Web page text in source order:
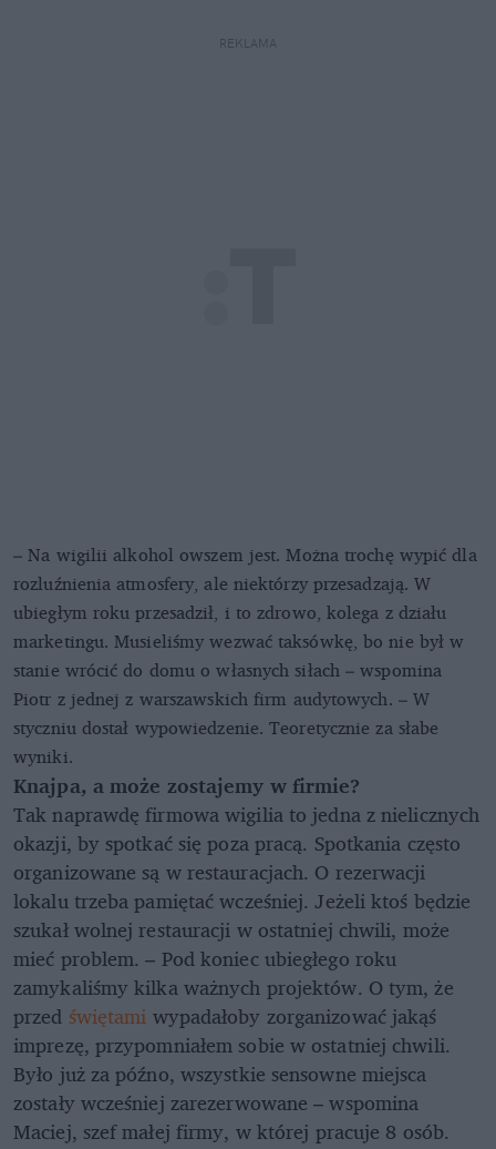
REKLAMA
– Na wigilii alkohol owszem jest. Można trochę wypić dla
rozluźnienia atmosfery, ale niektórzy przesadzają. W
ubiegłym roku przesadził, i to zdrowo, kolega z działu
marketingu. Musieliśmy wezwać taksówkę, bo nie był w
stanie wrócić do domu o własnych siłach – wspomina
Piotr z jednej z warszawskich firm audytowych. – W
styczniu dostał wypowiedzenie. Teoretycznie za słabe
wyniki.
Knajpa, a może zostajemy w firmie?
Tak naprawdę firmowa wigilia to jedna z nielicznych
okazji, by spotkać się poza pracą. Spotkania często
organizowane są w restauracjach. O rezerwacji
lokalu trzeba pamiętać wcześniej. Jeżeli ktoś będzie
szukał wolnej restauracji w ostatniej chwili, może
mieć problem. – Pod koniec ubiegłego roku
zamykaliśmy kilka ważnych projektów. O tym, że
przed świętami wypadałoby zorganizować jakąś
imprezę, przypomniałem sobie w ostatniej chwili.
Było już za późno, wszystkie sensowne miejsca
zostały wcześniej zarezerwowane – wspomina
Maciej, szef małej firmy, w której pracuje 8 osób.